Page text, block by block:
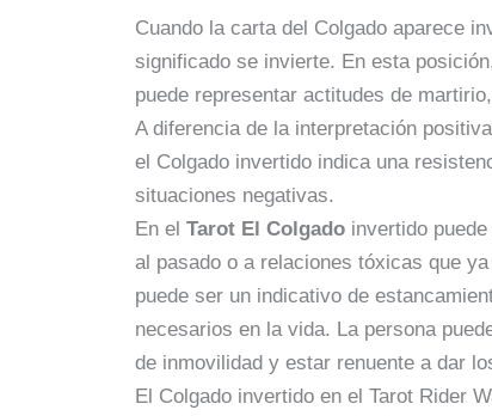
Cuando la carta del Colgado aparece
significado se invierte. En esta
puede representar actitudes de
A diferencia de la interpretación
el Colgado invertido indica una
situaciones negativas.
En elTarot El Colgado invertido
al pasado o a relaciones tóxicas que
puede ser un indicativo de
necesarios en la vida. La persona
de inmovilidad y estar renuente a dar
El Colgado invertido en el Tarot Rider